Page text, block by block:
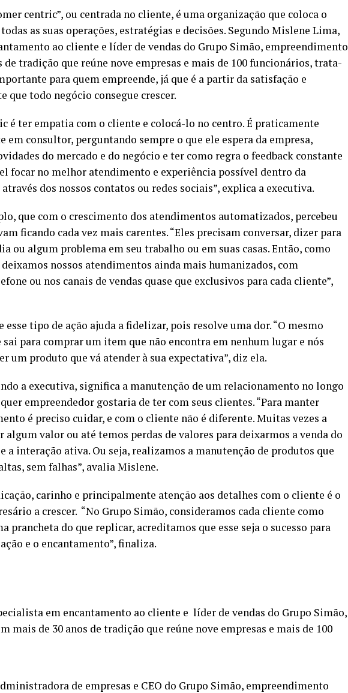
centric”, ou centrada no cliente, é uma organização que coloca o
as suas operações, estratégias e decisões. Segundo Mislene Lima,
ao cliente e líder de vendas do Grupo Simão, empreendimento
de tradição que reúne nove empresas e mais de 100 funcionários, trata-
para quem empreende, já que é a partir da satisfação e
que todo negócio consegue crescer.
é ter empatia com o cliente e colocá-lo no centro. É praticamente
consultor, perguntando sempre o que ele espera da empresa,
do mercado e do negócio e ter como regra o feedback constante
focar no melhor atendimento e experiência possível dentro da
dos nossos contatos ou redes sociais”, explica a executiva.
que com o crescimento dos atendimentos automatizados, percebeu
ficando cada vez mais carentes. “Eles precisam conversar, dizer para
ou algum problema em seu trabalho ou em suas casas. Então, como
nossos atendimentos ainda mais humanizados, com
ou nos canais de vendas quase que exclusivos para cada cliente”,
tipo de ação ajuda a fidelizar, pois resolve uma dor. “O mesmo
sai para comprar um item que não encontra em nenhum lugar e nós
um produto que vá atender à sua expectativa”, diz ela.
a executiva, significa a manutenção de um relacionamento no longo
empreendedor gostaria de ter com seus clientes. “Para manter
é preciso cuidar, e com o cliente não é diferente. Muitas vezes a
algum valor ou até temos perdas de valores para deixarmos a venda do
a interação ativa. Ou seja, realizamos a manutenção de produtos que
sem falhas”, avalia Mislene.
carinho e principalmente atenção aos detalhes com o cliente é o
a crescer. “No Grupo Simão, consideramos cada cliente como
prancheta do que replicar, acreditamos que esse seja o sucesso para
e o encantamento”, finaliza.
em encantamento ao cliente e líder de vendas do Grupo Simão,
mais de 30 anos de tradição que reúne nove empresas e mais de 100
de empresas e CEO do Grupo Simão, empreendimento